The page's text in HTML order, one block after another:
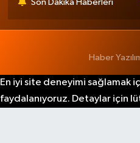
Son Dakika Haberleri
Haber
En iyi site deneyimi sağlamak
faydalanıyoruz. Detaylar için